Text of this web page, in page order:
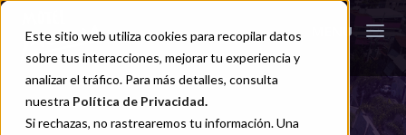
Este sitio web utiliza cookies para recopilar datos
sobre tus interacciones, mejorar tu experiencia y
analizar el tráfico. Para más detalles, consulta
nuestra Política de Privacidad.
Si rechazas, no rastrearemos tu información. Una